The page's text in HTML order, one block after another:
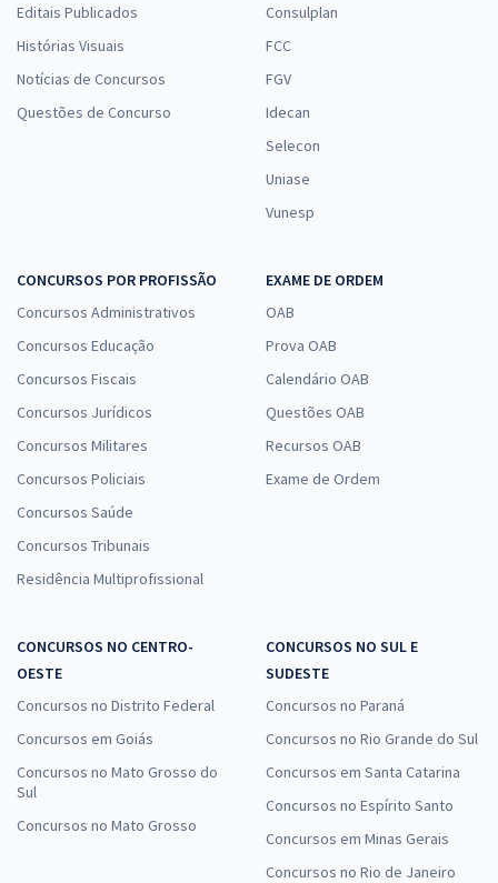
Editais Publicados
Histórias Visuais
Notícias de Concursos
Questões de Concurso
Consulplan
FCC
FGV
Idecan
Selecon
Uniase
Vunesp
CONCURSOS POR PROFISSÃO
Concursos Administrativos
Concursos Educação
Concursos Fiscais
Concursos Jurídicos
Concursos Militares
Concursos Policiais
Concursos Saúde
Concursos Tribunais
Residência Multiprofissional
EXAME DE ORDEM
OAB
Prova OAB
Calendário OAB
Questões OAB
Recursos OAB
Exame de Ordem
CONCURSOS NO CENTRO-
OESTE
Concursos no Distrito Federal
Concursos em Goiás
Concursos no Mato Grosso do
Sul
Concursos no Mato Grosso
CONCURSOS NO SUL E
SUDESTE
Concursos no Paraná
Concursos no Rio Grande do Sul
Concursos em Santa Catarina
Concursos no Espírito Santo
Concursos em Minas Gerais
Concursos no Rio de Janeiro